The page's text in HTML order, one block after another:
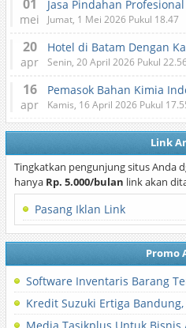
01
mei
Jasa Pindahan
Jumat, 1 Mei 2026 Pukul 18.47
20
apr
Hotel di Batam Dengan
Senin, 20 April 2026 Pukul 22.56
16
apr
Pemasok Bahan Kimia
Kamis, 16 April 2026 Pukul
Link
Tingkatkan pengunjung situs Anda
hanya Rp. 5.000/bulan link akan
Pasang Iklan Link
Promo
Software Inventaris Barang
Kredit Suzuki Ertiga Bandung,